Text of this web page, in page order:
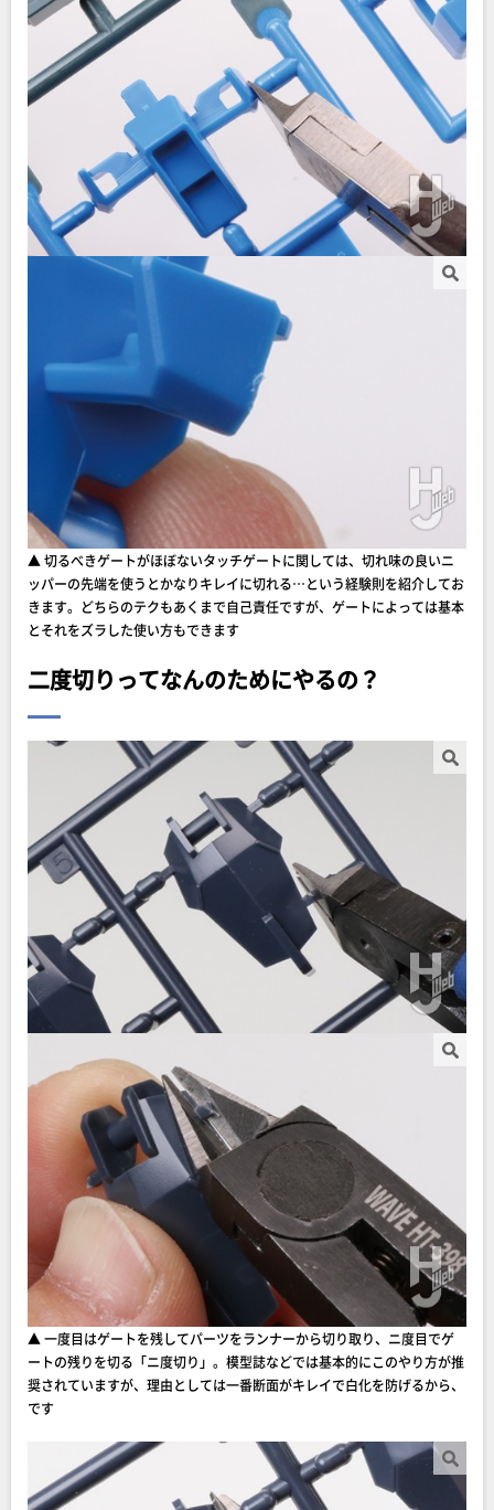
▲ 切るべきゲートがほぼないタッチゲートに関しては、切れ味の良いニ
ッパーの先端を使うとかなりキレイに切れる…という経験則を紹介してお
きます。どちらのテクもあくまで自己責任ですが、ゲートによっては基本
とそれをズラした使い方もできます
二度切りってなんのためにやるの？
▲ 一度目はゲートを残してパーツをランナーから切り取り、ニ度目でゲ
ートの残りを切る「ニ度切り」。模型誌などでは基本的にこのやり方が推
奨されていますが、理由としては一番断面がキレイで白化を防げるから、
です